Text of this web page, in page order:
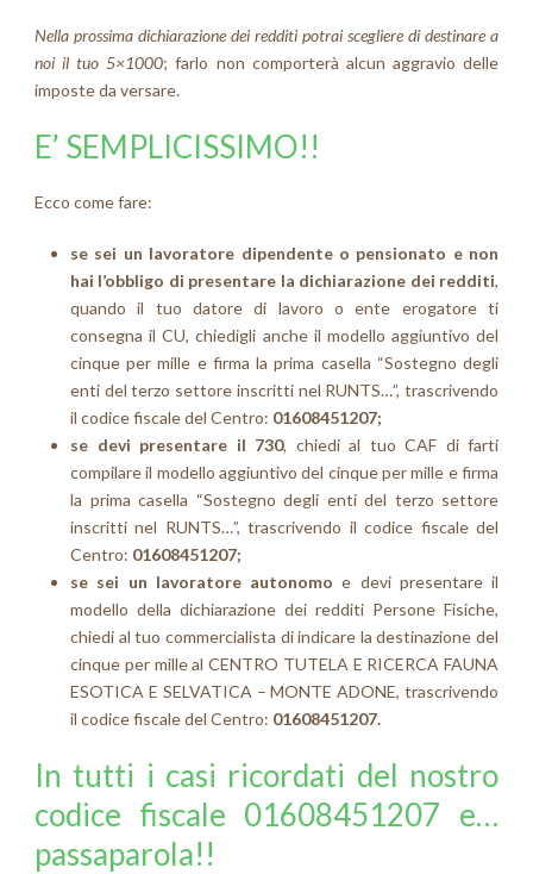
Nella prossima dichiarazione dei redditi potrai scegliere di destinare a
noi il tuo 5×1000; farlo non comporterà alcun aggravio delle
imposte da versare.
E’ SEMPLICISSIMO!!
Ecco come fare:
se sei un lavoratore dipendente o pensionato e non
hai l’obbligo di presentare la dichiarazione dei redditi,
quando il tuo datore di lavoro o ente erogatore ti
consegna il CU, chiedigli anche il modello aggiuntivo del
cinque per mille e firma la prima casella “Sostegno degli
enti del terzo settore inscritti nel RUNTS…”, trascrivendo
il codice fiscale del Centro: 01608451207;
se devi presentare il 730, chiedi al tuo CAF di farti
compilare il modello aggiuntivo del cinque per mille e firma
la prima casella “Sostegno degli enti del terzo settore
inscritti nel RUNTS…”, trascrivendo il codice fiscale del
Centro: 01608451207;
se sei un lavoratore autonomo e devi presentare il
modello della dichiarazione dei redditi Persone Fisiche,
chiedi al tuo commercialista di indicare la destinazione del
cinque per mille al CENTRO TUTELA E RICERCA FAUNA
ESOTICA E SELVATICA – MONTE ADONE, trascrivendo
il codice fiscale del Centro: 01608451207.
In tutti i casi ricordati del nostro
codice fiscale 01608451207 e…
passaparola!!